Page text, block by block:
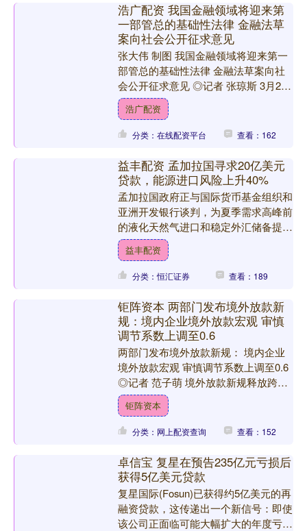
浩广配资 我国金融领域将迎来第
一部管总的基础性法律 金融法草
案向社会公开征求意见
张大伟 制图 我国金融领域将迎来第一
部管总的基础性法律 金融法草案向社
会公开征求意见 ◎记者 张琼斯 3月20
日，司法部、中国人民银行、金融监管
总局、中国证监会....
浩广配资
分类：在线配资平台 查看：162
益丰配资 孟加拉国寻求20亿美元
贷款，能源进口风险上升40%
孟加拉国政府正与国际货币基金组织和
亚洲开发银行谈判，为夏季需求高峰前
的液化天然气进口和稳定外汇储备提供
资金支持。 孟加拉国新政府正着手争
取约20亿美元的多边融资....
益丰配资
分类：恒汇证券 查看：189
钜阵资本 两部门发布境外放款新
规：境内企业境外放款宏观 审慎
调节系数上调至0.6
两部门发布境外放款新规： 境内企业
境外放款宏观 审慎调节系数上调至0.6
◎记者 范子萌 境外放款新规释放跨境
融资便利化新信号。 3月20日，中国人
民银行、国家....
钜阵资本
分类：网上配资查询 查看：152
卓信宝 复星在预告235亿元亏损后
获得5亿美元贷款
复星国际(Fosun)已获得约5亿美元的再
融资贷款，这传递出一个新信号：即使
该公司正面临可能大幅扩大的年度亏